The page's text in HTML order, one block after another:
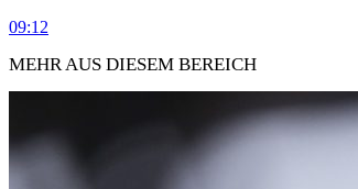
09:12
MEHR AUS DIESEM BEREICH